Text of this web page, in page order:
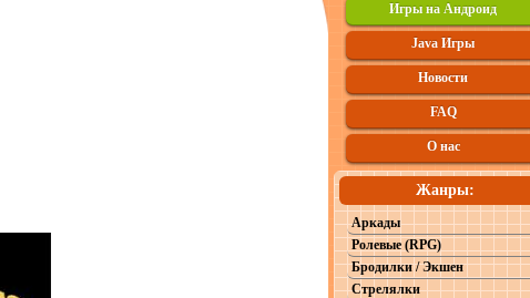
Игры на Андроид
Java Игры
Новости
FAQ
О нас
Жанры:
Аркады
Ролевые (RPG)
Бродилки / Экшен
Стрелялки